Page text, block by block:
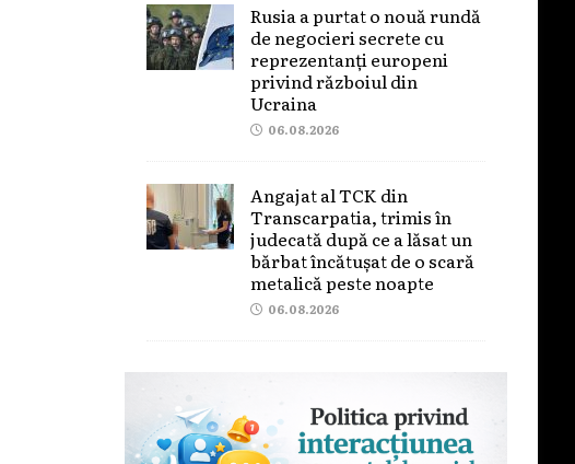
Rusia a purtat o nouă rundă
de negocieri secrete cu
reprezentanți europeni
privind războiul din
Ucraina
06.08.2026
Angajat al TCK din
Transcarpatia, trimis în
judecată după ce a lăsat un
bărbat încătușat de o scară
metalică peste noapte
06.08.2026